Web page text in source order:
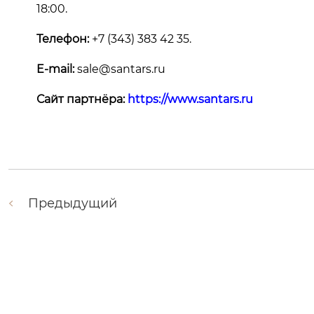
18:00.
Телефон:+7 (343) 383 42 35.
E-mail: sale@santars.ru
Сайт партнёра: https://www.santars.ru
Предыдущий